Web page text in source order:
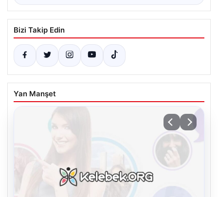
Bizi Takip Edin
Yan Manşet